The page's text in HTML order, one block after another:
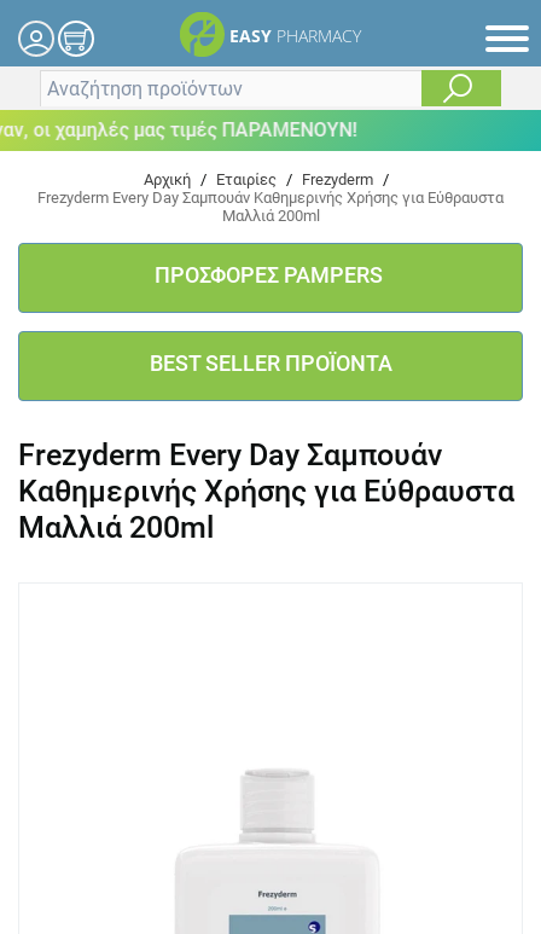
EASY PHARMACY
χαμηλές μας τιμές ΠΑΡΑΜΕΝΟΥΝ!
Αρχική / Εταιρίες / Frezyderm /
Frezyderm Every Day Σαμπουάν Καθημερινής Χρήσης για Εύθραυστα
Μαλλιά 200ml
ΠΡΟΣΦΟΡΕΣ PAMPERS
BEST SELLER ΠΡΟΪΟΝΤΑ
Frezyderm Every Day Σαμπουάν
Καθημερινής Χρήσης για Εύθραυστα
Μαλλιά 200ml